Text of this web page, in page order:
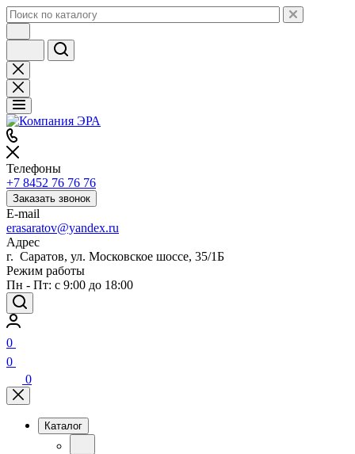
Телефоны
+7 8452 76 76 76
Заказать звонок
E-mail
erasaratov@yandex.ru
Адрес
г. Саратов, ул. Московское шоссе, 35/1Б
Режим работы
Пн - Пт: с 9:00 до 18:00
0
0
0
Каталог